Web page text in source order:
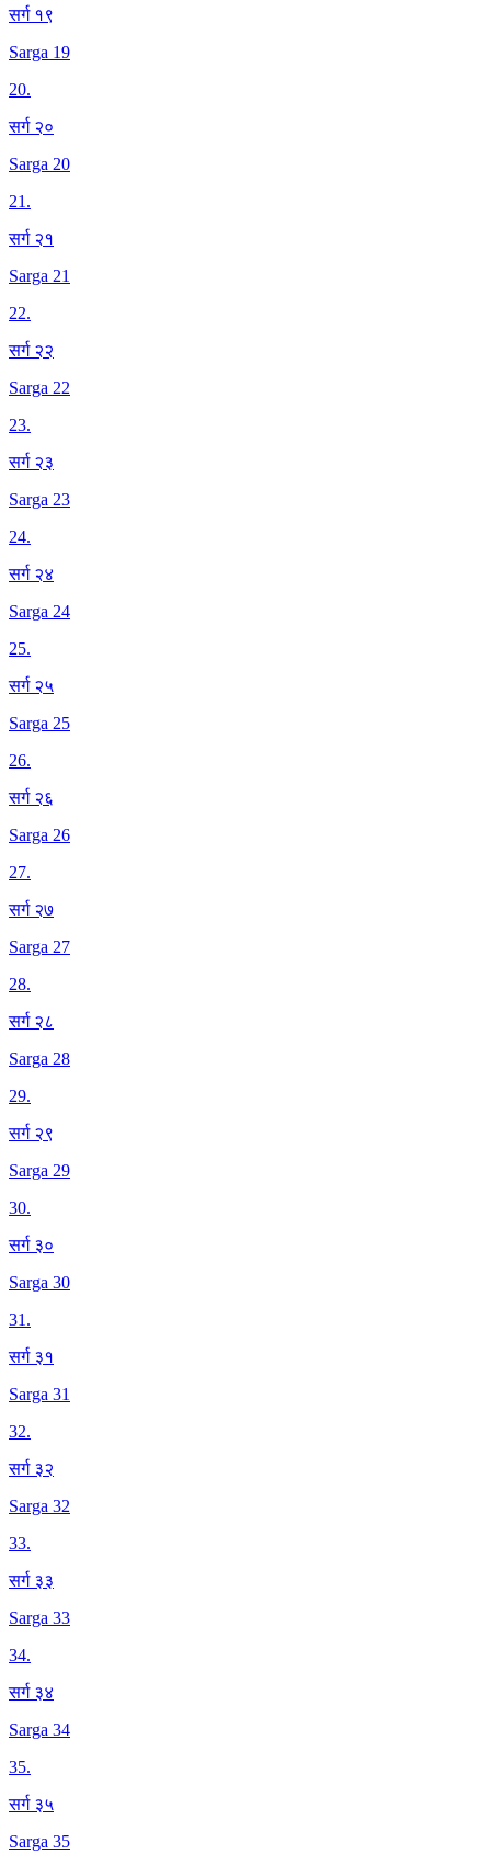
सर्ग १९
Sarga 19
20.
सर्ग २०
Sarga 20
21.
सर्ग २१
Sarga 21
22.
सर्ग २२
Sarga 22
23.
सर्ग २३
Sarga 23
24.
सर्ग २४
Sarga 24
25.
सर्ग २५
Sarga 25
26.
सर्ग २६
Sarga 26
27.
सर्ग २७
Sarga 27
28.
सर्ग २८
Sarga 28
29.
सर्ग २९
Sarga 29
30.
सर्ग ३०
Sarga 30
31.
सर्ग ३१
Sarga 31
32.
सर्ग ३२
Sarga 32
33.
सर्ग ३३
Sarga 33
34.
सर्ग ३४
Sarga 34
35.
सर्ग ३५
Sarga 35